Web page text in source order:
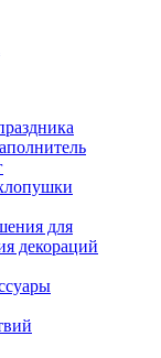
для
декораций